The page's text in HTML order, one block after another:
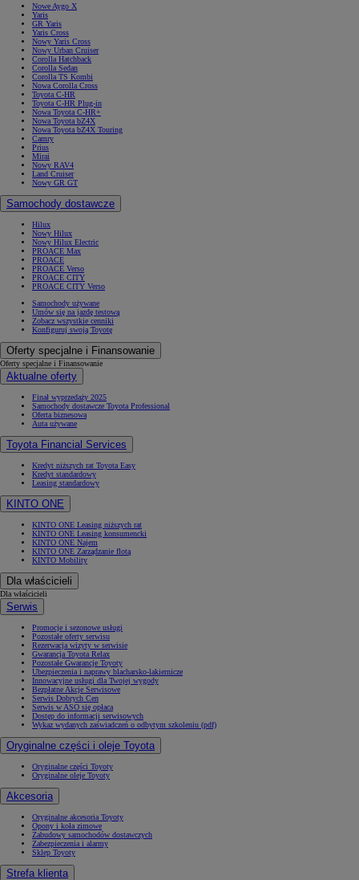
Nowe Aygo X
Yaris
GR Yaris
Yaris Cross
Nowy Yaris Cross
Nowy Urban Cruiser
Corolla Hatchback
Corolla Sedan
Corolla TS Kombi
Nowa Corolla Cross
Toyota C-HR
Toyota C-HR Plug-in
Nowa Toyota C-HR+
Nowa Toyota bZ4X
Nowa Toyota bZ4X Touring
Camry
Prius
Mirai
Nowy RAV4
Land Cruiser
Nowy GR GT
Samochody dostawcze
Hilux
Nowy Hilux
Nowy Hilux Electric
PROACE Max
PROACE
PROACE Verso
PROACE CITY
PROACE CITY Verso
Samochody używane
Umów się na jazdę testową
Zobacz wszystkie cenniki
Konfiguruj swoją Toyotę
Oferty specjalne i Finansowanie
Oferty specjalne i Finansowanie
Aktualne oferty
Finał wyprzedaży 2025
Samochody dostawcze Toyota Professional
Oferta biznesowa
Auta używane
Toyota Financial Services
Kredyt niższych rat Toyota Easy
Kredyt standardowy
Leasing standardowy
KINTO ONE
KINTO ONE Leasing niższych rat
KINTO ONE Leasing konsumencki
KINTO ONE Najem
KINTO ONE Zarządzanie flotą
KINTO Mobility
Dla właścicieli
Dla właścicieli
Serwis
Promocje i sezonowe usługi
Pozostałe oferty serwisu
Rezerwacja wizyty w serwisie
Gwarancja Toyota Relax
Pozostałe Gwarancje Toyoty
Ubezpieczenia i naprawy blacharsko-lakiernicze
Innowacyjne usługi dla Twojej wygody
Bezpłatne Akcje Serwisowe
Serwis Dobrych Cen
Serwis w ASO się opłaca
Dostęp do informacji serwisowych
Wykaz wydanych zaświadczeń o odbytym szkoleniu (pdf)
Oryginalne części i oleje Toyota
Oryginalne części Toyoty
Oryginalne oleje Toyoty
Akcesoria
Oryginalne akcesoria Toyoty
Opony i koła zimowe
Zabudowy samochodów dostawczych
Zabezpieczenia i alarmy
Sklep Toyoty
Strefa klienta